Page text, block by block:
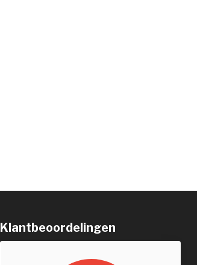
Klantbeoordelingen